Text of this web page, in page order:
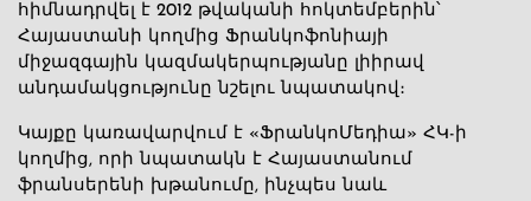
հիմնադրվել է 2012 թվականի հոկտեմբերին՝
Հայաստանի կողմից Ֆրանկոֆոնիայի
միջազգային կազմակերպությանը լիիրավ
անդամակցությունը նշելու նպատակով։
Կայքը կառավարվում է «ՖրանկոՄեդիա» ՀԿ-ի
կողմից, որի նպատակն է Հայաստանում
ֆրանսերենի խթանումը, ինչպես նաև